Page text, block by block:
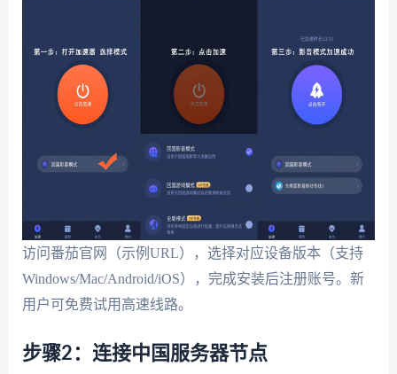
访问番茄官网（示例URL），选择对应设备版本（支持
Windows/Mac/Android/iOS），完成安装后注册账号。新
用户可免费试用高速线路。
步骤2：连接中国服务器节点